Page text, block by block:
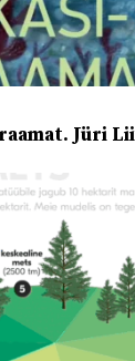
Jüri